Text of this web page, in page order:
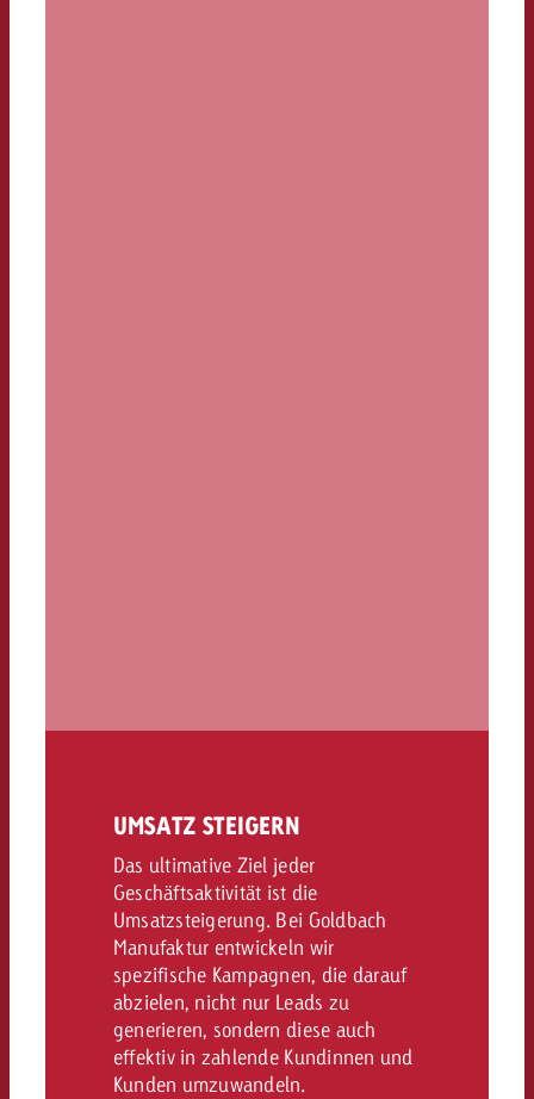
UMSATZ STEIGERN
Das ultimative Ziel jeder
Geschäftsaktivität ist die
Umsatzsteigerung. Bei Goldbach
Manufaktur entwickeln wir
spezifische Kampagnen, die darauf
abzielen, nicht nur Leads zu
generieren, sondern diese auch
effektiv in zahlende Kundinnen und
Kunden umzuwandeln.